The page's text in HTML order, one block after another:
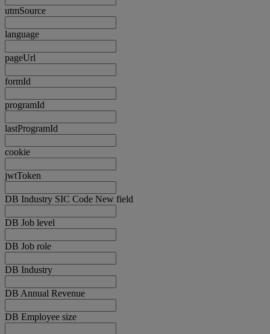
utmSource
language
pageUrl
formId
programId
lastProgramId
cookie
jwtToken
DB Industry SIC Code New field
DB Job level
DB Job role
DB Industry
DB Annual Revenue
DB Employee size